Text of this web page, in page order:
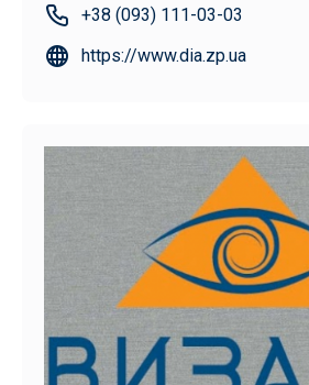
+38 (093) 111-03-03
https://www.dia.zp.ua